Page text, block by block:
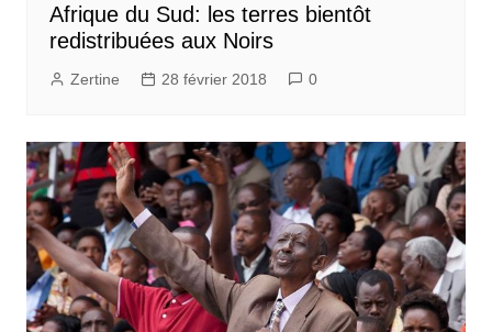
Afrique du Sud: les terres bientôt
redistribuées aux Noirs
Zertine 28 février 2018 0